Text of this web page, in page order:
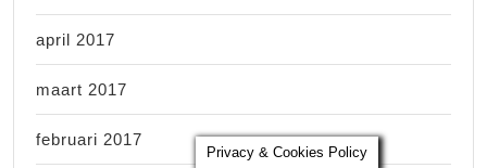
april 2017
maart 2017
februari 2017
Privacy & Cookies Policy